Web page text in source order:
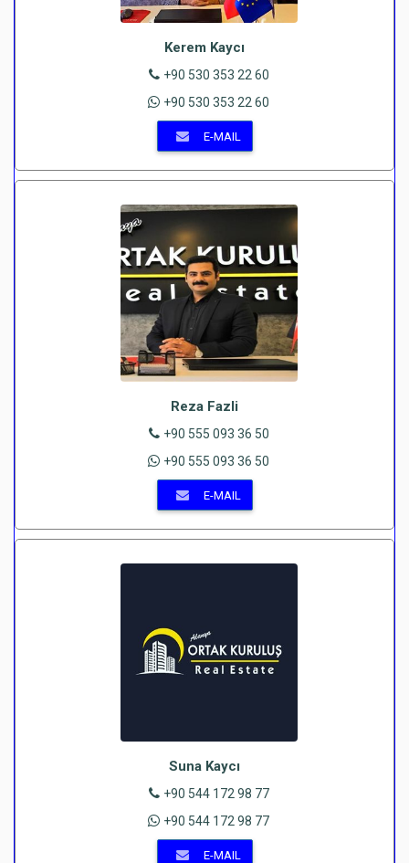
Kerem Kaycı
+90 530 353 22 60
+90 530 353 22 60
E-MAIL
Reza Fazli
+90 555 093 36 50
+90 555 093 36 50
E-MAIL
Suna Kaycı
+90 544 172 98 77
+90 544 172 98 77
E-MAIL